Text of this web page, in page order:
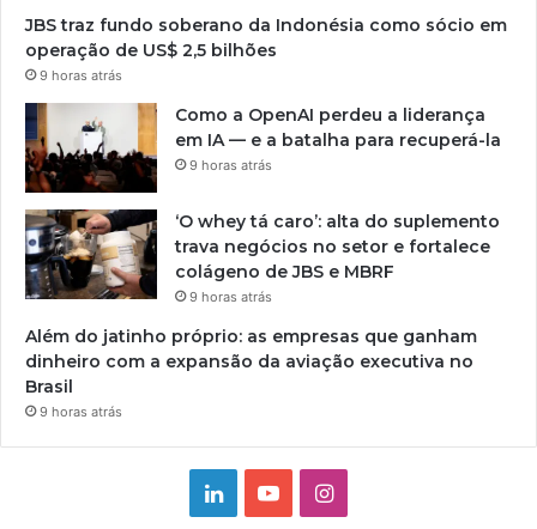
JBS traz fundo soberano da Indonésia como sócio em
operação de US$ 2,5 bilhões
9 horas atrás
Como a OpenAI perdeu a liderança
em IA — e a batalha para recuperá-la
9 horas atrás
‘O whey tá caro’: alta do suplemento
trava negócios no setor e fortalece
colágeno de JBS e MBRF
9 horas atrás
Além do jatinho próprio: as empresas que ganham
dinheiro com a expansão da aviação executiva no
Brasil
9 horas atrás
LinkedinYouTubeInstagram